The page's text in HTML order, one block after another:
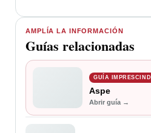
AMPLÍA LA INFORMACIÓN
Guías relacionadas
GUÍA
Aspe
Abrir guía →